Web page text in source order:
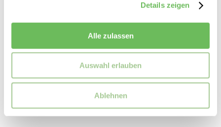
Details zeigen
Alle zulassen
Auswahl erlauben
Ablehnen
Samsoe & Samsoe
Damen Maxikleid Rheo
150,00 €